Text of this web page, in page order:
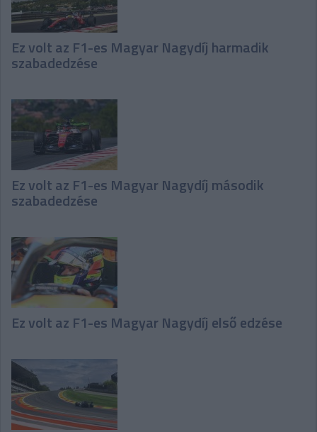
Ez volt az F1-es Magyar Nagydíj harmadik
szabadedzése
Ez volt az F1-es Magyar Nagydíj második
szabadedzése
Ez volt az F1-es Magyar Nagydíj első edzése